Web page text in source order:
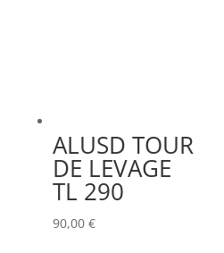
ALUSD TOUR
DE LEVAGE
TL 290
90,00 €